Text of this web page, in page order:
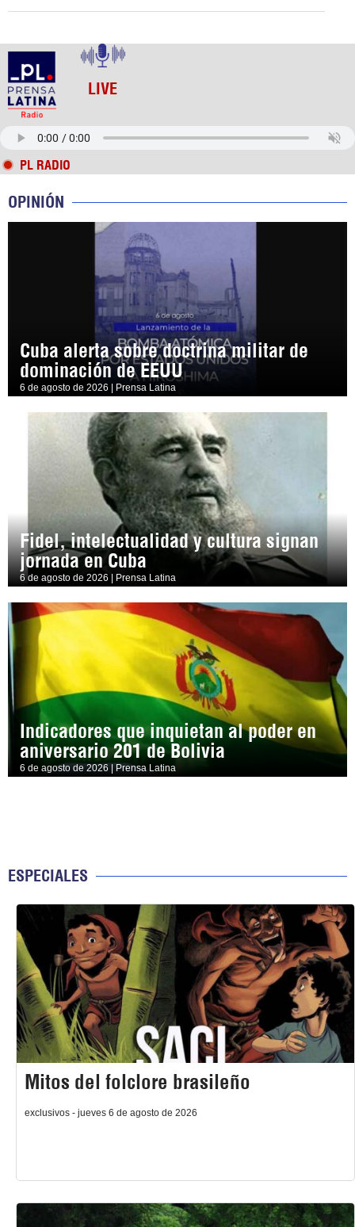
LIVE
PL RADIO
OPINIÓN
Cuba alerta sobre doctrina militar de
dominación de EEUU
6 de agosto de 2026 | Prensa Latina
Fidel, intelectualidad y cultura signan
jornada en Cuba
6 de agosto de 2026 | Prensa Latina
Indicadores que inquietan al poder en
aniversario 201 de Bolivia
6 de agosto de 2026 | Prensa Latina
ESPECIALES
Mitos del folclore brasileño
exclusivos - jueves 6 de agosto de 2026